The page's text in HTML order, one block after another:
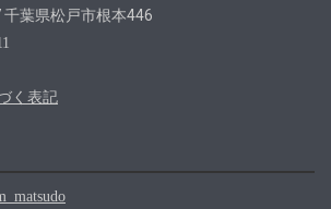
葉県松戸市根本446
く表記